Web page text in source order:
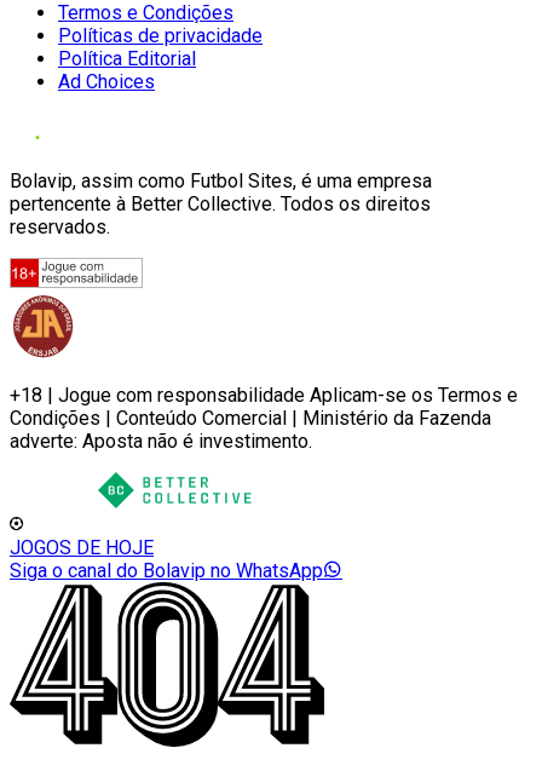
Termos e Condições
Políticas de privacidade
Política Editorial
Ad Choices
Bolavip, assim como Futbol Sites, é uma empresa
pertencente à Better Collective. Todos os direitos
reservados.
+18 | Jogue com responsabilidade Aplicam-se os Termos e
Condições | Conteúdo Comercial | Ministério da Fazenda
adverte: Aposta não é investimento.
JOGOS DE HOJE
Siga o canal do Bolavip no WhatsApp